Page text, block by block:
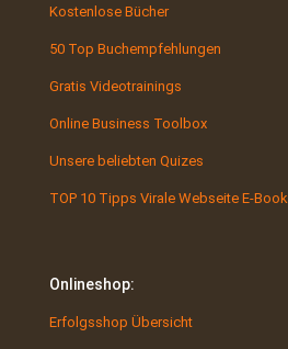
Kostenlose Bücher
50 Top Buchempfehlungen
Gratis Videotrainings
Online Business Toolbox
Unsere beliebten Quizes
TOP 10 Tipps Virale Webseite E-Book
Onlineshop:
Erfolgsshop Übersicht